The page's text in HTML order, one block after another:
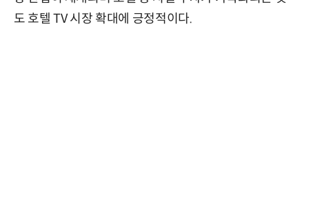
도 호텔 TV 시장 확대에 긍정적이다.